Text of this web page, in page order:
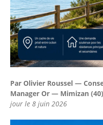
Par Olivier Roussel —
Manager Or — Mimizan (40)
jour le 8 juin 2026